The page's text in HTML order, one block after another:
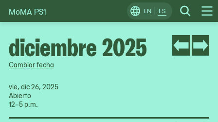
Skip
to
EN ES Search
Change
Locale
MoMA PS1
Cambiar fecha
vie, dic 26, 2025
Abierto
12–5 p.m.
diciembre 2025